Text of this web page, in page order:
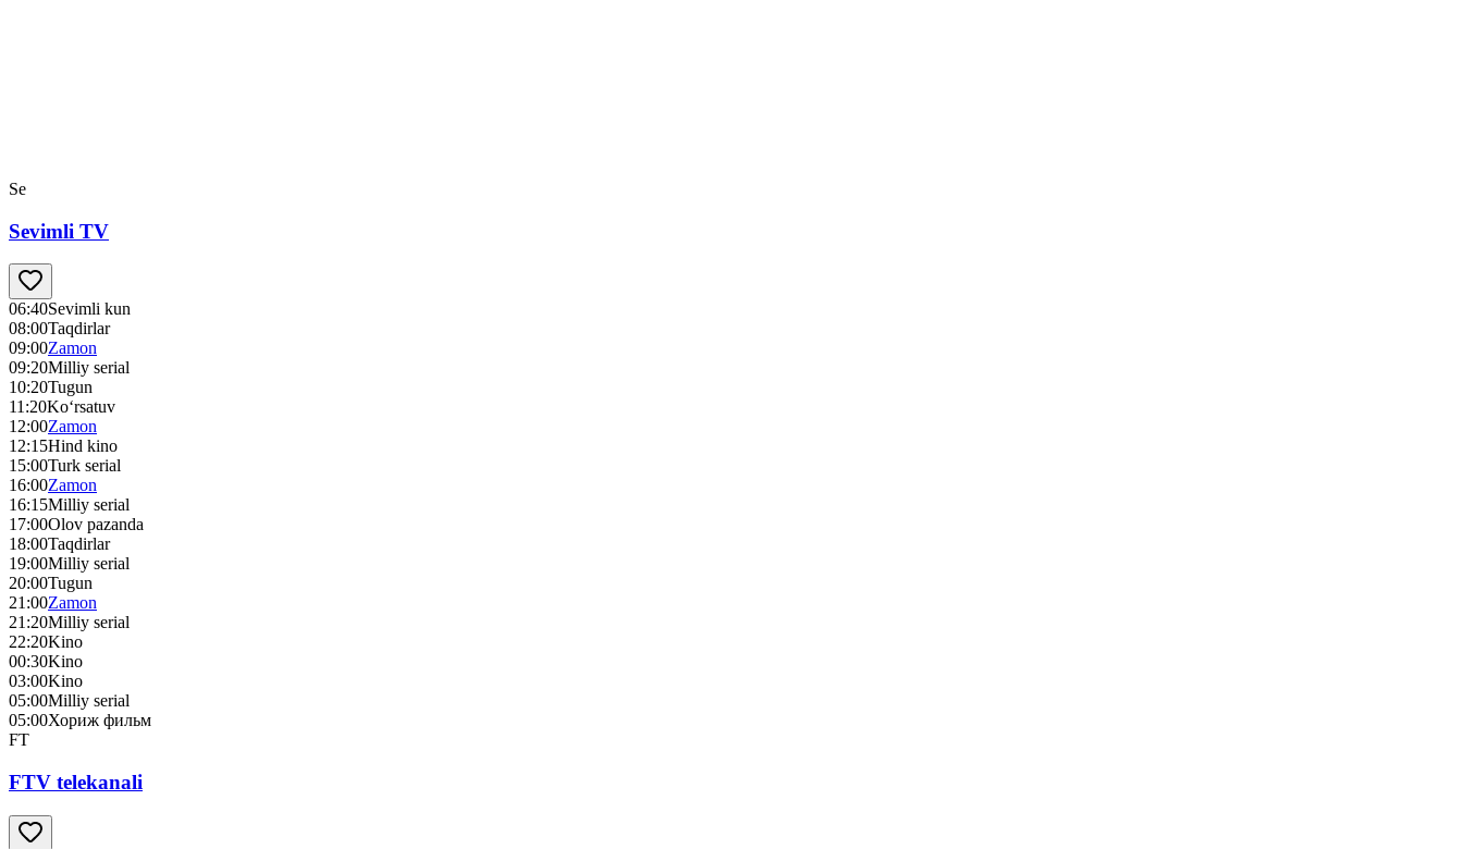
Se
Sevimli TV
06:40Sevimli kun
08:00Taqdirlar
09:00Zamon
09:20Milliy serial
10:20Tugun
11:20Ko‘rsatuv
12:00Zamon
12:15Hind kino
15:00Turk serial
16:00Zamon
16:15Milliy serial
17:00Olov pazanda
18:00Taqdirlar
19:00Milliy serial
20:00Tugun
21:00Zamon
21:20Milliy serial
22:20Kino
00:30Kino
03:00Kino
05:00Milliy serial
05:00Хориж фильм
FT
FTV telekanali